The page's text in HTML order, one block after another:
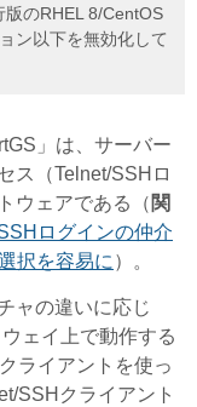
のRHEL 8/CentOS
ン以下を無効化して
」は、サーバー
ス（Telnet/SSHロ
ウェアである（ 関
ログインの仲介
択を容易に ）。
ャの違いに応じ
ェイ上で動作する
ライアントを使っ
SSHクライアント